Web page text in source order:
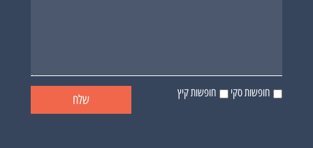
חופשות סקי חופשות קיץ